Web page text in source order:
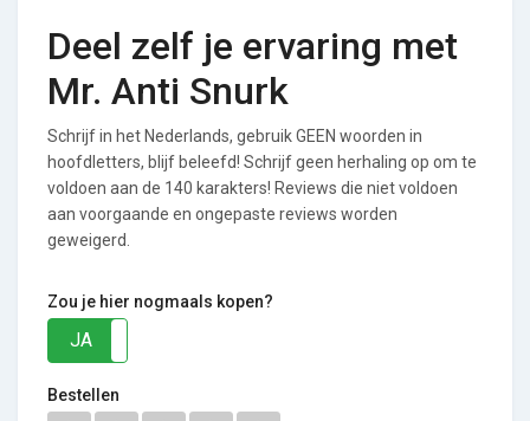
Deel zelf je ervaring met
Mr. Anti Snurk
Schrijf in het Nederlands, gebruik GEEN woorden in
hoofdletters, blijf beleefd! Schrijf geen herhaling op om te
voldoen aan de 140 karakters! Reviews die niet voldoen
aan voorgaande en ongepaste reviews worden
geweigerd.
Zou je hier nogmaals kopen?
JA
Bestellen